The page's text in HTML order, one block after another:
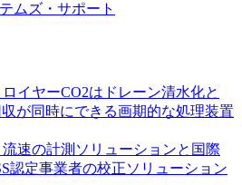
ムズ・サポート
ロイヤーCO2はドレーン清水化と
が同時にできる画期的な処理装置
速の計測ソリューションと国際
認定事業者の校正ソリューション